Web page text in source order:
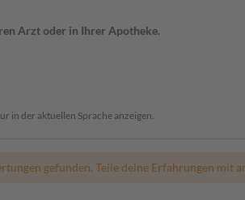
Arzt oder in Ihrer Apotheke.
in der aktuellen Sprache anzeigen.
gefunden. Teile deine Erfahrungen mit